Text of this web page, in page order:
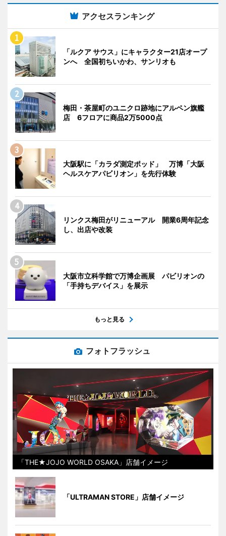
アクセスランキング
「ルクア サウス」にキャラクター21店オープ
ンへ 全国初ちいかわ、サンリオも
梅田・茶屋町のユニクロ跡地にアルペン旗艦
店 6フロアに商品2万5000点
大阪駅に「カラダ測定ポッド」 万博「大阪
ヘルスケアパビリオン」を先行体験
リンクス梅田がリニューアル 開業6周年記念
し、出店や改装
大阪市立科学館で万博企画展 パビリオンの
「手持ちデバイス」を展示
もっと見る
フォトフラッシュ
「THE★JOJO WORLD OSAKA」店舗イメージ
「ULTRAMAN STORE」店舗イメージ